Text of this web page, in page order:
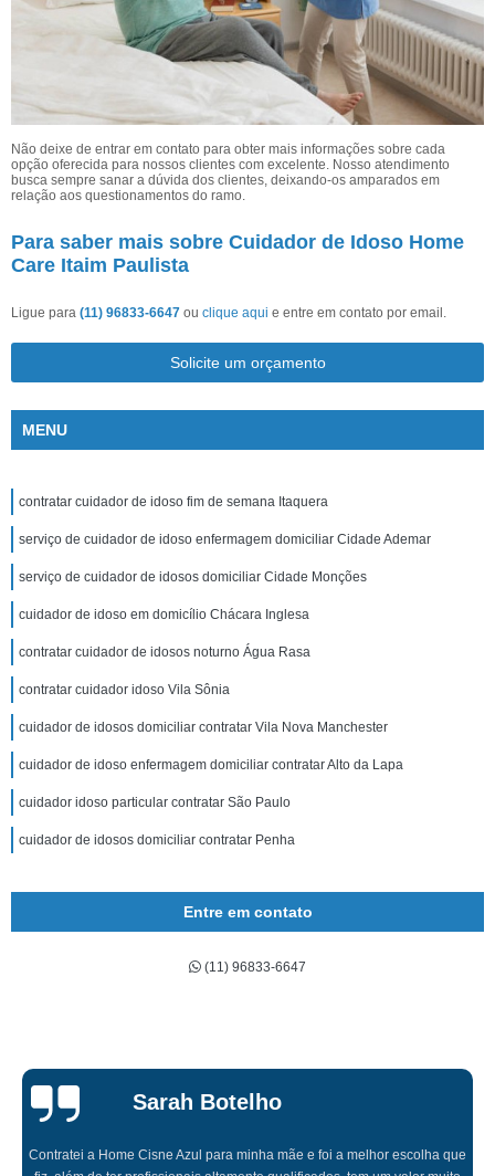
Não deixe de entrar em contato para obter mais informações sobre cada
opção oferecida para nossos clientes com excelente. Nosso atendimento
busca sempre sanar a dúvida dos clientes, deixando-os amparados em
relação aos questionamentos do ramo.
Para saber mais sobre Cuidador de Idoso Home
Care Itaim Paulista
Ligue para (11) 96833-6647 ou clique aqui e entre em contato por email.
Solicite um orçamento
MENU
contratar cuidador de idoso fim de semana Itaquera
serviço de cuidador de idoso enfermagem domiciliar Cidade Ademar
serviço de cuidador de idosos domiciliar Cidade Monções
cuidador de idoso em domicílio Chácara Inglesa
contratar cuidador de idosos noturno Água Rasa
contratar cuidador idoso Vila Sônia
cuidador de idosos domiciliar contratar Vila Nova Manchester
cuidador de idoso enfermagem domiciliar contratar Alto da Lapa
cuidador idoso particular contratar São Paulo
cuidador de idosos domiciliar contratar Penha
Entre em contato
(11) 96833-6647
Sarah Botelho
Contratei a Home Cisne Azul para minha mãe e foi a melhor escolha que